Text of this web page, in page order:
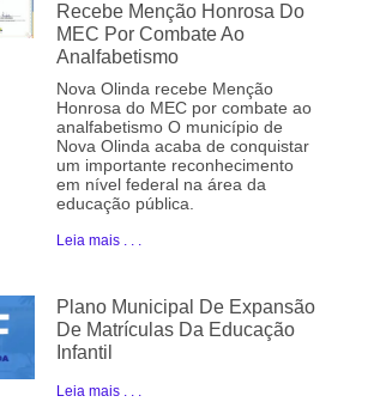
Recebe Menção Honrosa Do
MEC Por Combate Ao
Analfabetismo
Nova Olinda recebe Menção
Honrosa do MEC por combate ao
analfabetismo O município de
Nova Olinda acaba de conquistar
um importante reconhecimento
em nível federal na área da
educação pública.
Leia mais . . .
Plano Municipal De Expansão
De Matrículas Da Educação
Infantil
Leia mais . . .